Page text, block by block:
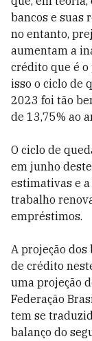
bancos e suas
no entanto,
aumentam a
crédito que é
isso o ciclo de
2023 foi tão
de 13,75% ao
O ciclo de
em junho
estimativas e
trabalho
empréstimos.
A projeção
de crédito
uma projeção
Federação
tem se
balanço do